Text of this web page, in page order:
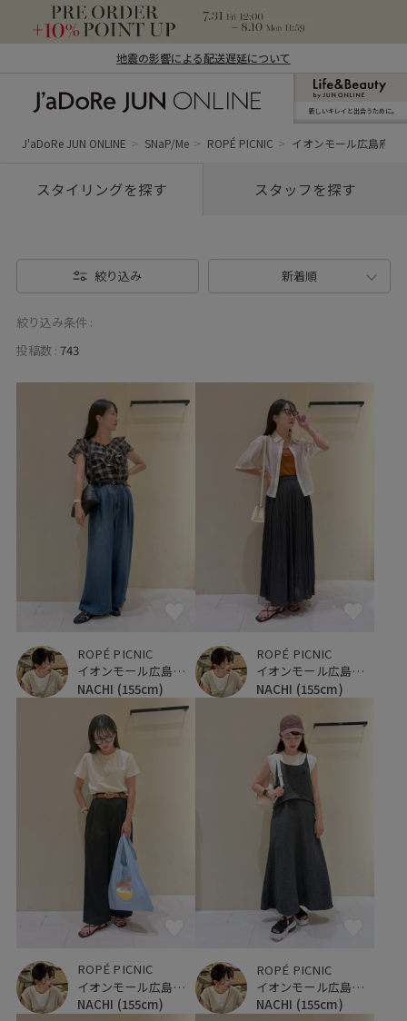
地震の影響による配送遅延について
ン オンライン）
新しいキレイと出合うために。
J'aDoRe JUN ONLINE SNaP/Me ROPÉ PICNIC イオンモール広島府中
スタイリングを探す スタッフを探す
絞り込み 新着順
絞り込み条件 :
投稿数 : 743
ROPÉ PICNIC
イオンモール広島府中
NACHI (155cm)
ROPÉ PICNIC
イオンモール広島府中
NACHI (155cm)
ROPÉ PICNIC
イオンモール広島府中
NACHI (155cm)
ROPÉ PICNIC
イオンモール広島府中
NACHI (155cm)